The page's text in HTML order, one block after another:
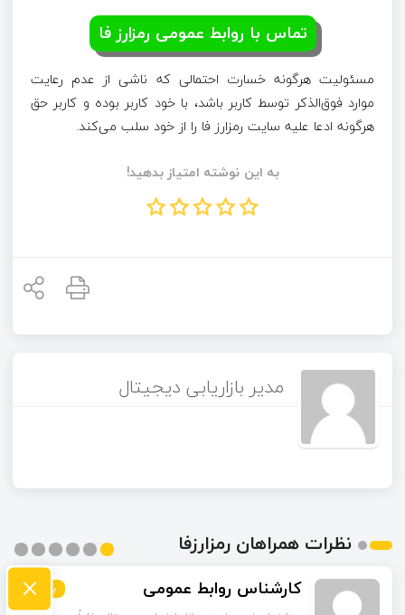
تماس با روابط عمومی رمزارز فا
مسئولیت هرگونه خسارت احتمالی که ناشی از عدم رعایت
موارد فوق‌الذکر توسط کاربر باشد، با خود کاربر بوده و کاربر حق
هرگونه ادعا علیه سایت رمزارز فا را از خود سلب می‌کند.
به این نوشته امتیاز بدهید!
مدیر بازاریابی دیجیتال
×
نظرات همراهان رمزارزفا
کارشناس روابط عمومی بیشتر مشکات بیشتر
بیشتر
بیشتر
بیشتر
بیشتر